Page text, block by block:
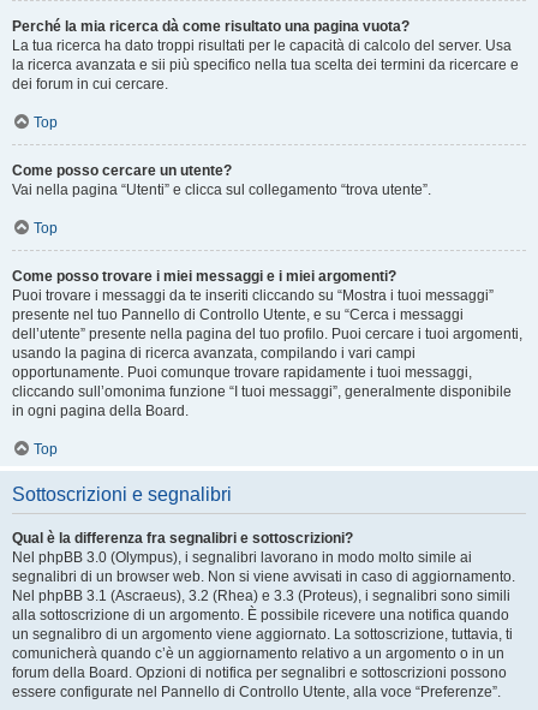
Perché la mia ricerca dà come risultato una pagina vuota?
La tua ricerca ha dato troppi risultati per le capacità di calcolo del server. Usa
la ricerca avanzata e sii più specifico nella tua scelta dei termini da ricercare e
dei forum in cui cercare.
Top
Come posso cercare un utente?
Vai nella pagina “Utenti” e clicca sul collegamento “trova utente”.
Top
Come posso trovare i miei messaggi e i miei argomenti?
Puoi trovare i messaggi da te inseriti cliccando su “Mostra i tuoi messaggi”
presente nel tuo Pannello di Controllo Utente, e su “Cerca i messaggi
dell’utente” presente nella pagina del tuo profilo. Puoi cercare i tuoi argomenti,
usando la pagina di ricerca avanzata, compilando i vari campi
opportunamente. Puoi comunque trovare rapidamente i tuoi messaggi,
cliccando sull’omonima funzione “I tuoi messaggi”, generalmente disponibile
in ogni pagina della Board.
Top
Sottoscrizioni e segnalibri
Qual è la differenza fra segnalibri e sottoscrizioni?
Nel phpBB 3.0 (Olympus), i segnalibri lavorano in modo molto simile ai
segnalibri di un browser web. Non si viene avvisati in caso di aggiornamento.
Nel phpBB 3.1 (Ascraeus), 3.2 (Rhea) e 3.3 (Proteus), i segnalibri sono simili
alla sottoscrizione di un argomento. È possibile ricevere una notifica quando
un segnalibro di un argomento viene aggiornato. La sottoscrizione, tuttavia, ti
comunicherà quando c’è un aggiornamento relativo a un argomento o in un
forum della Board. Opzioni di notifica per segnalibri e sottoscrizioni possono
essere configurate nel Pannello di Controllo Utente, alla voce “Preferenze”.